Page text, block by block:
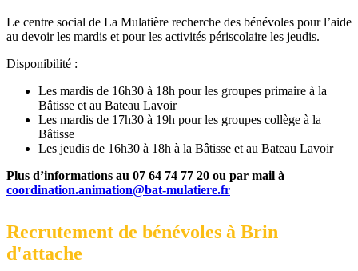
Le centre social de La Mulatière recherche des bénévoles pour l’aide
au devoir les mardis et pour les activités périscolaire les jeudis.
Disponibilité :
Les mardis de 16h30 à 18h pour les groupes primaire à la
Bâtisse et au Bateau Lavoir
Les mardis de 17h30 à 19h pour les groupes collège à la
Bâtisse
Les jeudis de 16h30 à 18h à la Bâtisse et au Bateau Lavoir
Plus d’informations au 07 64 74 77 20 ou par mail à
coordination.animation@bat-mulatiere.fr
Recrutement de bénévoles à Brin
d'attache